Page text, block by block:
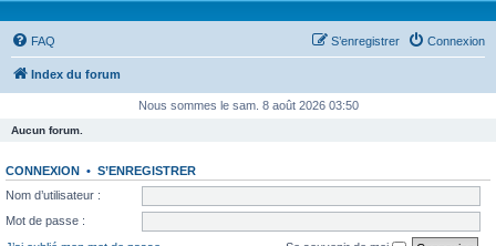
FAQ Connexion
S’enregistrer
Index du forum
Nous sommes le sam. 8 août 2026 03:50
Aucun forum.
CONNEXION • S’ENREGISTRER
Nom d’utilisateur :
Mot de passe :